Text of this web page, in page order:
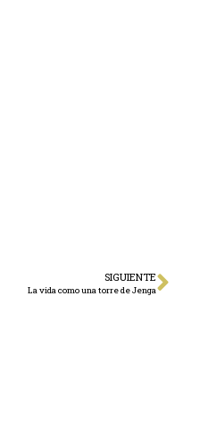
SIGUIENTE
La vida como una torre de Jenga